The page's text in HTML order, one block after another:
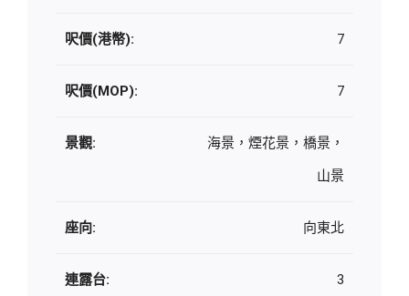
呎價(港幣): 7
呎價(MOP): 7
景觀:
海景，煙花景，橋景，
山景
座向: 向東北
連露台: 3